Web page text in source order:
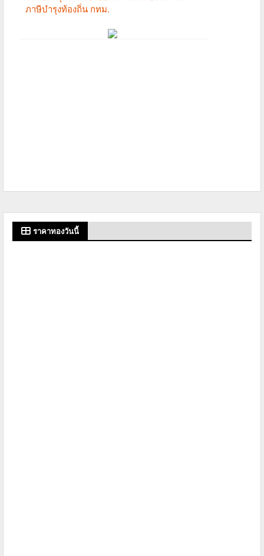
ราคาทองวันนี้